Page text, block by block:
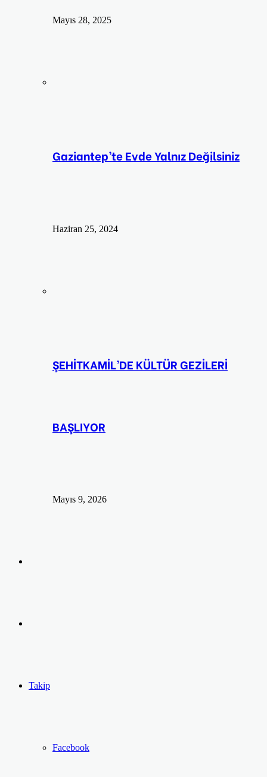
Mayıs 28, 2025
Gaziantep’te Evde Yalnız Değilsiniz
Haziran 25, 2024
ŞEHİTKAMİL’DE KÜLTÜR GEZİLERİ
BAŞLIYOR
Mayıs 9, 2026
...
Ol
Takip
Facebook